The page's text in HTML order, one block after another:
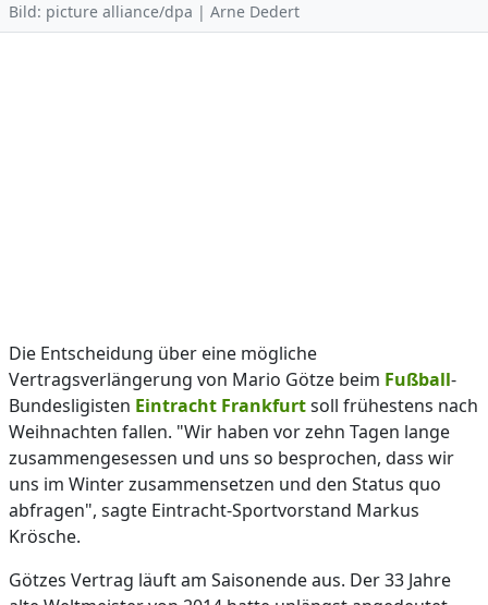
Bild: picture alliance/dpa | Arne Dedert
Die Entscheidung über eine mögliche
Vertragsverlängerung von Mario Götze beim Fußball-
Bundesligisten Eintracht Frankfurtsoll frühestens nach
Weihnachten fallen. "Wir haben vor zehn Tagen lange
zusammengesessen und uns so besprochen, dass wir
uns im Winter zusammensetzen und den Status quo
abfragen", sagte Eintracht-Sportvorstand Markus
Krösche.
Götzes Vertrag läuft am Saisonende aus. Der 33 Jahre